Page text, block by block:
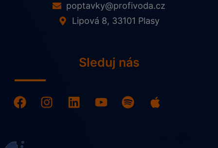
poptavky@profivoda.cz
Lipová 8, 33101 Plasy
Sleduj nás